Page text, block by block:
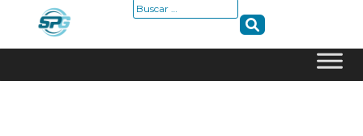
Buscar: